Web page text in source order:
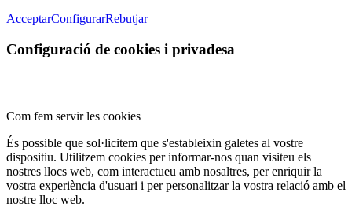
AcceptarConfigurarRebutjar
Configuració de cookies i privadesa
Com fem servir les cookies
És possible que sol·licitem que s'estableixin galetes al vostre
dispositiu. Utilitzem cookies per informar-nos quan visiteu els
nostres llocs web, com interactueu amb nosaltres, per enriquir la
vostra experiència d'usuari i per personalitzar la vostra relació amb el
nostre lloc web.